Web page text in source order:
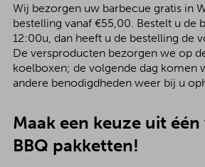
Wij bezorgen uw barbecue gratis in
bestelling vanaf €55,00. Bestelt u de
12:00u, dan heeft u de bestelling de
De versproducten bezorgen we op
koelboxen; de volgende dag komen
andere benodigdheden weer bij u
Maak een keuze uit
BBQ pakketten!